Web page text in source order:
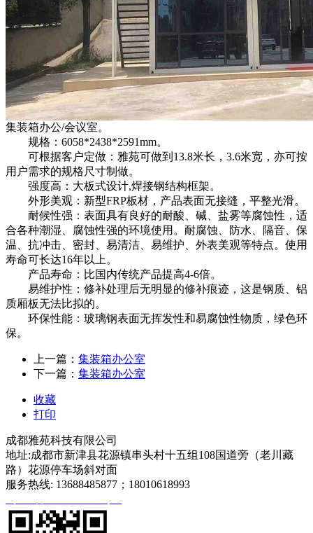
集装箱办公/会议室。
规格：6058*2438*2591mm。
可根据客户定做：雅苑可做到13.8米长，3.6米宽，亦可按
用户需求的规格尺寸制做。
强度高：大板式设计,焊接钢结构框架。
外形美观：新型FRP板材，产品表面无接缝，平整光滑。
耐候性强：表面具有良好的耐酸、碱、盐雾等腐蚀性，适
合各种潮湿、腐蚀性强的环境使用。耐腐蚀、防水、隔音、保
温、抗冲击、密封、易清洁、易维护、外表美观等特点。使用
寿命可长达16年以上。
产品寿命：比国内传统产品提高4-6倍。
易维护性：修补处理后无明显的修补痕迹，这是钢质、铝
质厢板无法比拟的。
环保性能：玻璃钢表面无挥发性和易腐蚀性物质，绿色环
保。
上一篇： 集装箱办公室
下一篇： 集装箱办公室
收藏
打印
成都雅苑科技有限公司
地址:成都市新津县花源镇串头村十五组108国道旁（老川藏
路）花源停车场斜对面
服务热线: 13688485877；18010618993